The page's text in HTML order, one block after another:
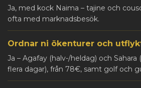
Ja, med kock Naima – tajine och
ofta med marknadsbesök.
Ordnar ni ökenturer och
Ja – Agafay (halv-/heldag) och
flera dagar), från 78€, samt golf och